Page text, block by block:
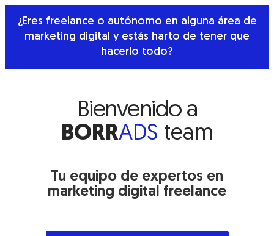
¿Eres freelance o autónomo en alguna área de
marketing digital y estás harto de tener que
hacerlo todo?
Bienvenido a
BORRADS team
Tu equipo de expertos en
marketing digital freelance